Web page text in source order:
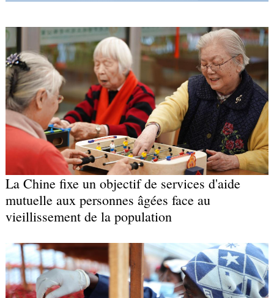
La Chine fixe un objectif de services d'aide
mutuelle aux personnes âgées face au
vieillissement de la population